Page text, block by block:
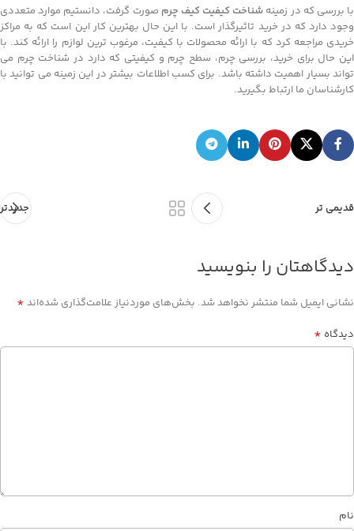
با بررسی که در زمینه شناخت کیفیت کیف چرم صورت گرفت، دانستیم موارد متعددی
وجود دارد که در خرید تاثیرگذار است. با این حال بهترین کار این است که به مراکز
خریدی مراجعه کرد که با ارائه محصولات با کیفیت، مرغوب ترین لوازم را ارائه کند. با
این حال برای خرید، بررسی چرم، سطح چرم و کیفیتی که دارد در شناخت چرم می
تواند بسیار اهمیت داشته باشد. برای کسب اطلاعات بیشتر در این زمینه می توانید با
کارشناسان ما ارتباط بگیرید.
جدیدتر قدیمی تر
دیدگاهتان را بنویسید
نشانی ایمیل شما منتشر نخواهد شد. بخش‌های موردنیاز علامت‌گذاری شده‌اند *
دیدگاه *
نام